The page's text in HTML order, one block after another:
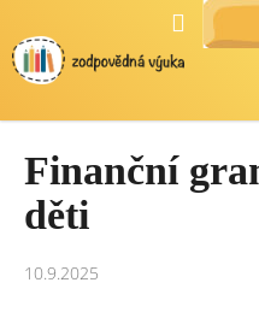
na
obsah
Hledat
Finanční
děti
10.9.2025
o
Zpět
Zpět
C
o
p
o
ř